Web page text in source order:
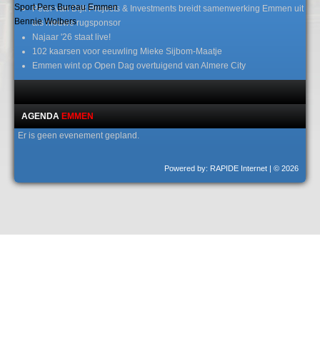
Sport Pers Bureau Emmen
Bennie Wolbers
Peter van Dijk Projects & Investments breidt samenwerking Emmen uit
als nieuwe rugsponsor
Najaar '26 staat live!
102 kaarsen voor eeuwling Mieke Sijbom-Maatje
Emmen wint op Open Dag overtuigend van Almere City
AGENDA EMMEN
Er is geen evenement gepland.
Powered by: RAPIDE Internet | © 2026